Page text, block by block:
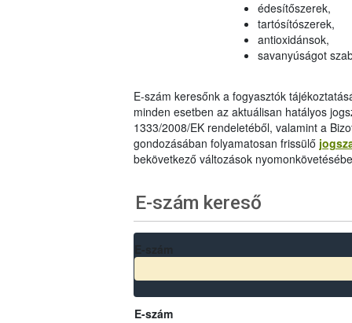
édesítőszerek,
tartósítószerek,
antioxidánsok,
savanyúságot
E-szám keresőnk a fogyasztók
minden esetben az aktuálisan hatályos
1333/2008/EK rendeletéből, valamint a
gondozásában folyamatosan frissülő
bekövetkező változások
E-szám kereső
E-szám